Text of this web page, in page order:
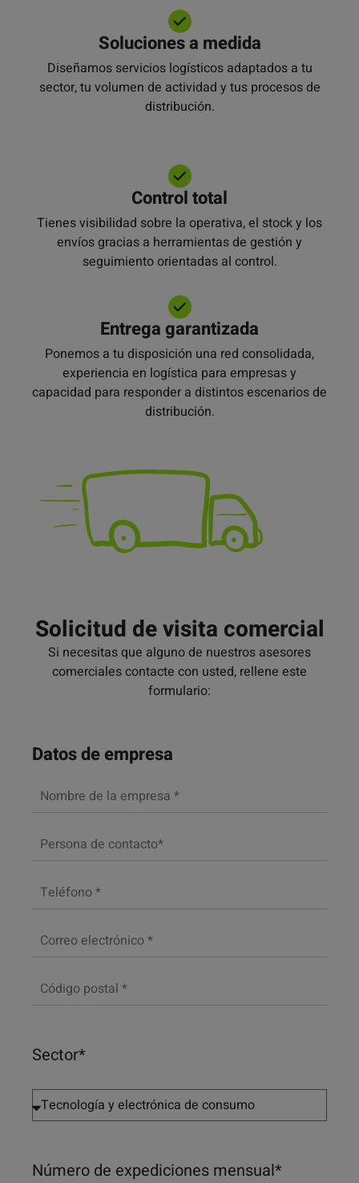
Soluciones a medida
Diseñamos servicios logísticos adaptados a tu
sector, tu volumen de actividad y tus procesos de
distribución.
Control total
Tienes visibilidad sobre la operativa, el stock y los
envíos gracias a herramientas de gestión y
seguimiento orientadas al control.
Entrega garantizada
Ponemos a tu disposición una red consolidada,
experiencia en logística para empresas y
capacidad para responder a distintos escenarios de
distribución.
Solicitud de visita comercial
Si necesitas que alguno de nuestros asesores
comerciales contacte con usted, rellene este
formulario:
Datos de empresa
Sector*
Número de expediciones mensual*